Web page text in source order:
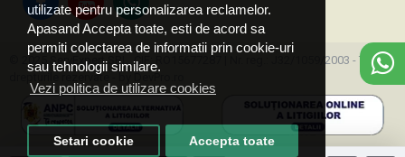
utilizate pentru personalizarea reclamelor.
Apasand Accepta toate, esti de acord sa
permiti colectarea de informatii prin cookie-uri
sau tehnologii similare.
Vezi politica de utilizare cookies
Setari cookie Accepta toate
© 2025 ServExpert SRL, CIF: RO15677287 | Nr. reg.: J32/1059/2003 - Toate
drepturile rezervate - by DevPro.ro